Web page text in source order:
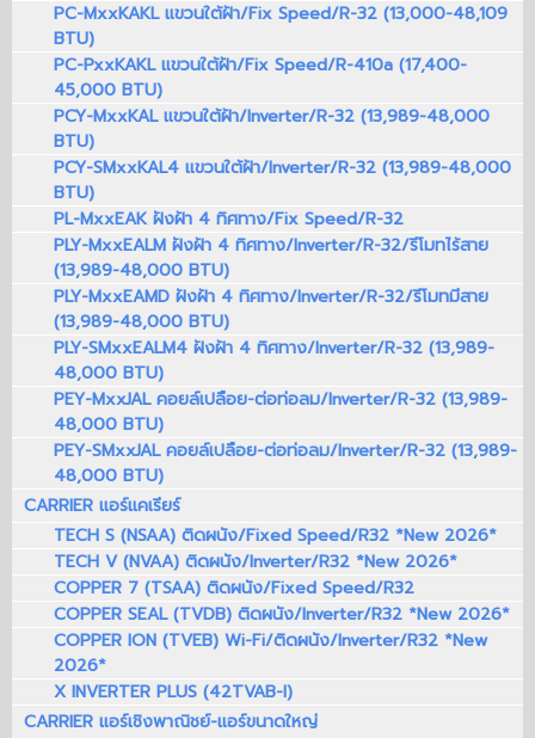
PC-MxxKAKL แขวนใต้ฝ้า/Fix Speed/R-32 (13,000-48,109
BTU)
PC-PxxKAKL แขวนใต้ฝ้า/Fix Speed/R-410a (17,400-
45,000 BTU)
PCY-MxxKAL แขวนใต้ฝ้า/Inverter/R-32 (13,989-48,000
BTU)
PCY-SMxxKAL4 แขวนใต้ฝ้า/Inverter/R-32 (13,989-48,000
BTU)
PL-MxxEAK ฝังฝ้า 4 ทิศทาง/Fix Speed/R-32
PLY-MxxEALM ฝังฝ้า 4 ทิศทาง/Inverter/R-32/รีโมทไร้สาย
(13,989-48,000 BTU)
PLY-MxxEAMD ฝังฝ้า 4 ทิศทาง/Inverter/R-32/รีโมทมีสาย
(13,989-48,000 BTU)
PLY-SMxxEALM4 ฝังฝ้า 4 ทิศทาง/Inverter/R-32 (13,989-
48,000 BTU)
PEY-MxxJAL คอยล์เปลือย-ต่อท่อลม/Inverter/R-32 (13,989-
48,000 BTU)
PEY-SMxxJAL คอยล์เปลือย-ต่อท่อลม/Inverter/R-32 (13,989-
48,000 BTU)
CARRIER แอร์แคเรียร์
TECH S (NSAA) ติดผนัง/Fixed Speed/R32 *New 2026*
TECH V (NVAA) ติดผนัง/Inverter/R32 *New 2026*
COPPER 7 (TSAA) ติดผนัง/Fixed Speed/R32
COPPER SEAL (TVDB) ติดผนัง/Inverter/R32 *New 2026*
COPPER ION (TVEB) Wi-Fi/ติดผนัง/Inverter/R32 *New
2026*
X INVERTER PLUS (42TVAB-I)
CARRIER แอร์เชิงพาณิชย์-แอร์ขนาดใหญ่